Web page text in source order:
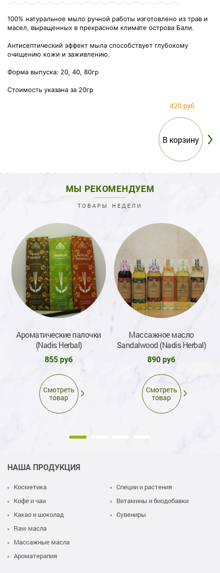
100% натуральное мыло ручной работы изготовлено из трав и
масел, выращенных в прекрасном климате острова Бали.
Антисептический эффект мыла способствует глубокому
очищению кожи и заживлению.
Форма выпуска: 20, 40, 80гр
Стоимость указана за 20гр
420 руб
МЫ РЕКОМЕНДУЕМ
ТОВАРЫ НЕДЕЛИ
Ароматические палочки
(Nadis Herbal)
855 руб
Смотреть
товар
Массажное масло
Sandalwood (Nadis Herbal)
890 руб
Смотреть
товар
НАША ПРОДУКЦИЯ
Косметика
Кофе и чаи
Какао и шоколад
Raw масла
Массажные масла
Ароматерапия
Специи и растения
Витамины и биодобавки
Сувениры